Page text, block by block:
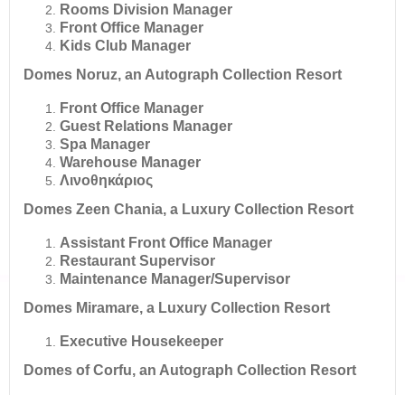
Rooms Division Manager
Front Office Manager
Kids Club Manager
Domes Noruz, an Autograph Collection Resort
Front Office Manager
Guest Relations Manager
Spa Manager
Warehouse Manager
Λινοθηκάριος
Domes Zeen Chania, a Luxury Collection Resort
Assistant Front Office Manager
Restaurant Supervisor
Maintenance Manager/Supervisor
Domes Miramare, a Luxury Collection Resort
Executive Housekeeper
Domes of Corfu, an Autograph Collection Resort